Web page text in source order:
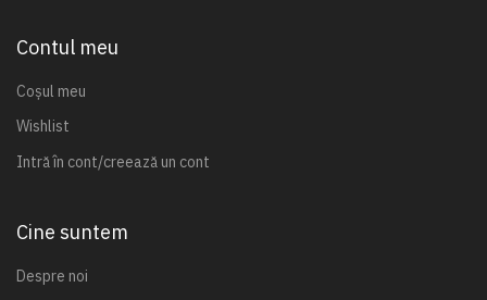
Contul meu
Coșul meu
Wishlist
Intră în cont/creează un cont
Cine suntem
Despre noi